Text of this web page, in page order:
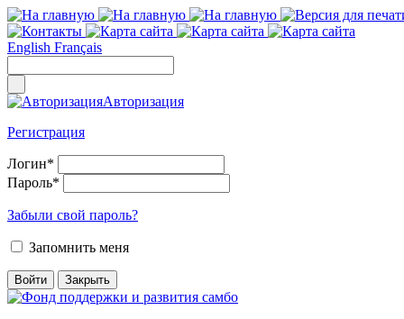
English Français
Авторизация
Регистрация
Логин*
Пароль*
Забыли свой пароль?
Запомнить меня